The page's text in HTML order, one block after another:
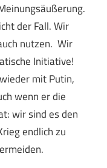
der Fall. Wir
nutzen. Wir
Initiative!
mit Putin,
wenn er die
wir sind es den
endlich zu